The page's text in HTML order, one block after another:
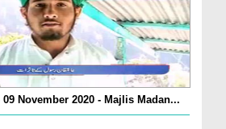
November 2020 - Majlis Madan...